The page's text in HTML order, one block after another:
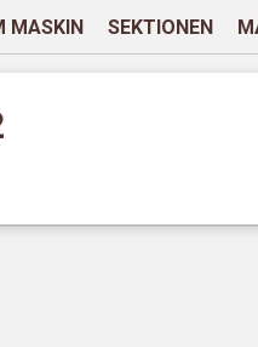
MASKIN SEKTIONEN